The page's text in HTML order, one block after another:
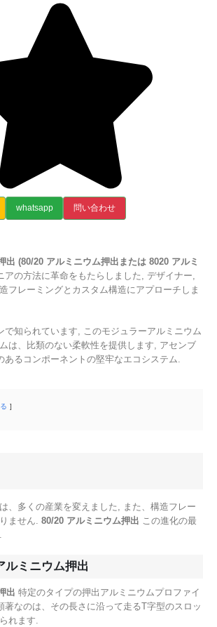
whatsapp 問い合わせ
出 (80/20 アルミニウム押出または 8020 アルミ
アの方法に革命をもたらしました, デザイナー,
フレーミングとカスタム構造にアプローチしま
で知られています, このモジュラーアルミニウム
は、比類のない柔軟性を提供します, アセンブ
あるコンポーネントの堅牢なエコシステム.
、多くの産業を変えました, また、構造フレー
ません. 80/20 アルミニウム押出 この進化の最
ルミニウム押出
出 特定のタイプの押出アルミニウムプロファイ
著なのは、その長さに沿って走るT字型のスロッ
れます.